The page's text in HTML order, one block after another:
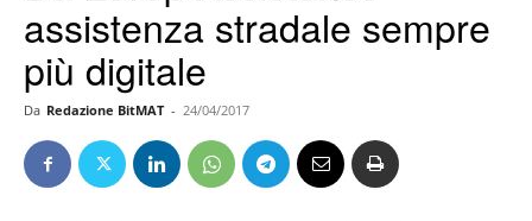
assistenza stradale sempre
più digitale
Da Redazione BitMAT - 24/04/2017